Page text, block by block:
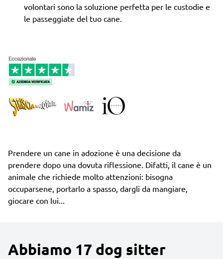
volontari sono la soluzione perfetta per le custodie e
le passeggiate del tuo cane.
Prendere un cane in adozione è una decisione da
prendere dopo una dovuta riflessione. Difatti, il cane è un
animale che richiede molto attenzioni: bisogna
occuparsene, portarlo a spasso, dargli da mangiare,
giocare con lui...
Abbiamo 17 dog sitter